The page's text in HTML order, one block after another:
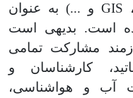
ژئومورفولوژی، سنجش از دور، GIS و ...) به عنوان
است. بدیهی است
مشارکت تمامی
کارشناسان و
آب و هواشناسی،